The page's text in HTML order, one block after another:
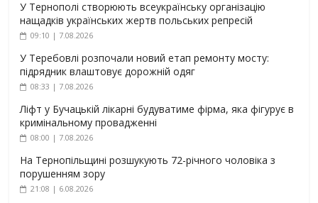
У Тернополі створюють всеукраїнську організацію
нащадків українських жертв польських репресій
09:10 | 7.08.2026
У Теребовлі розпочали новий етап ремонту мосту:
підрядник влаштовує дорожній одяг
08:33 | 7.08.2026
Ліфт у Бучацькій лікарні будуватиме фірма, яка фігурує в
кримінальному провадженні
08:00 | 7.08.2026
На Тернопільщині розшукують 72-річного чоловіка з
порушенням зору
21:08 | 6.08.2026